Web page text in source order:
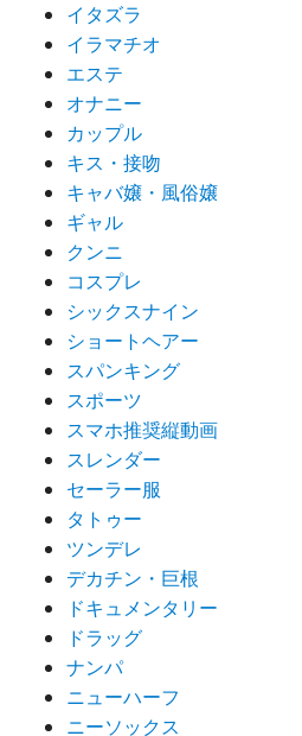
イタズラ
イラマチオ
エステ
オナニー
カップル
キス・接吻
キャバ嬢・風俗嬢
ギャル
クンニ
コスプレ
シックスナイン
ショートヘアー
スパンキング
スポーツ
スマホ推奨縦動画
スレンダー
セーラー服
タトゥー
ツンデレ
デカチン・巨根
ドキュメンタリー
ドラッグ
ナンパ
ニューハーフ
ニーソックス